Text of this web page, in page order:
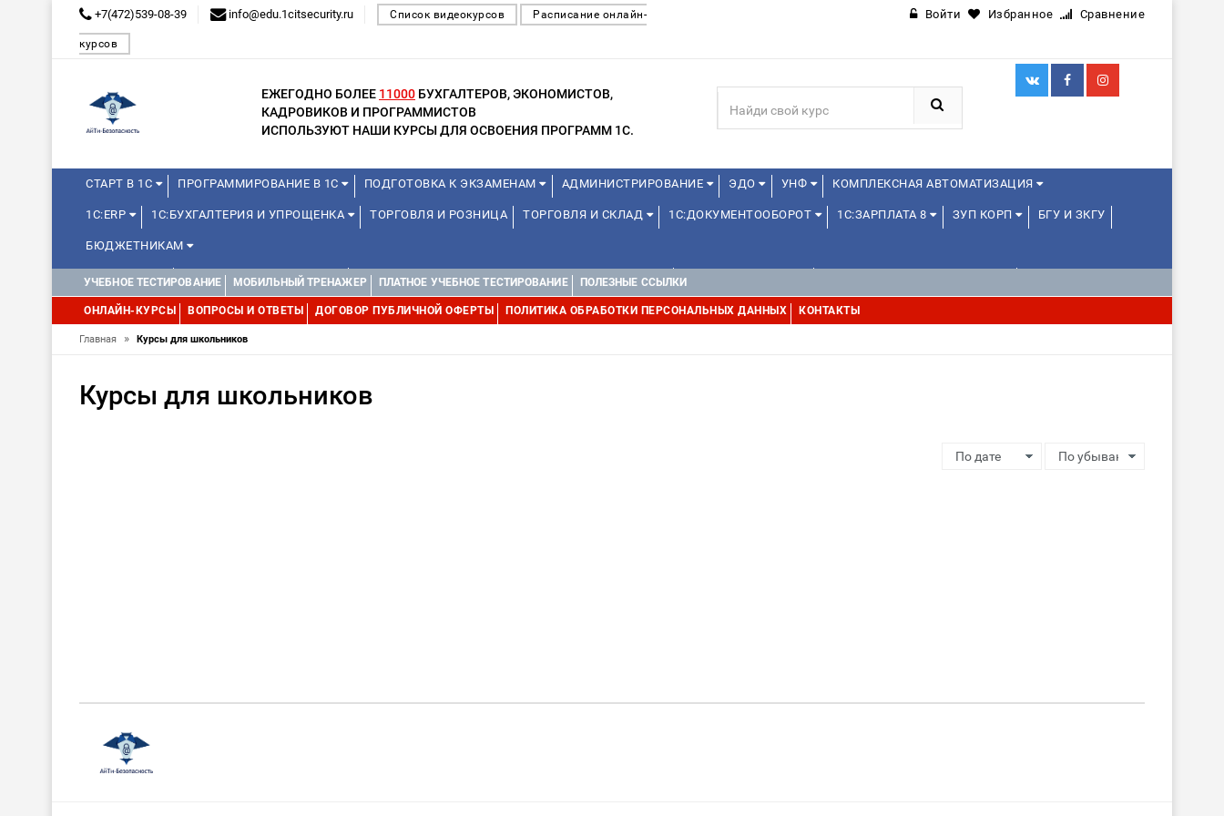
+7(472)539-08-39 info@edu.1citsecurity.ru Список видеокурсов Расписание онлайн-
курсов
Войти Избранное Сравнение
ЕЖЕГОДНО БОЛЕЕ 11000 БУХГАЛТЕРОВ, ЭКОНОМИСТОВ,
КАДРОВИКОВ И ПРОГРАММИСТОВ
ИСПОЛЬЗУЮТ НАШИ КУРСЫ ДЛЯ ОСВОЕНИЯ ПРОГРАММ 1С.
СТАРТ В 1С ПРОГРАММИРОВАНИЕ В 1С ПОДГОТОВКА К ЭКЗАМЕНАМ АДМИНИСТРИРОВАНИЕ ЭДО УНФ КОМПЛЕКСНАЯ АВТОМАТИЗАЦИЯ
1С:ERP 1С:БУХГАЛТЕРИЯ И УПРОЩЕНКА ТОРГОВЛЯ И РОЗНИЦА ТОРГОВЛЯ И СКЛАД 1С:ДОКУМЕНТООБОРОТ 1С:ЗАРПЛАТА 8 ЗУП КОРП БГУ И ЗКГУ
БЮДЖЕТНИКАМ
МИНИ-КУРСЫ КУРСЫ ДЛЯ ШКОЛЬНИКОВ КУРСЫ ДЛЯ ПРЕПОДАВАТЕЛЕЙ ШКОЛЬНЫХ КУРСОВ ДЛЯ ШКОЛЬНИКОВ
УПРАВЛЕНИЕ ПРОЕКТАМИ УПРАВЛЕНЦАМ ДРУГИЕ 1С:МЕДИЦИНА WEB, JAVA И ANDROID
УЧЕБНОЕ ТЕСТИРОВАНИЕ МОБИЛЬНЫЙ ТРЕНАЖЕР ПЛАТНОЕ УЧЕБНОЕ ТЕСТИРОВАНИЕ ПОЛЕЗНЫЕ ССЫЛКИ
ОНЛАЙН-КУРСЫ ВОПРОСЫ И ОТВЕТЫ ДОГОВОР ПУБЛИЧНОЙ ОФЕРТЫ ПОЛИТИКА ОБРАБОТКИ ПЕРСОНАЛЬНЫХ ДАННЫХ КОНТАКТЫ
Главная » Курсы для школьников
Курсы для школьников